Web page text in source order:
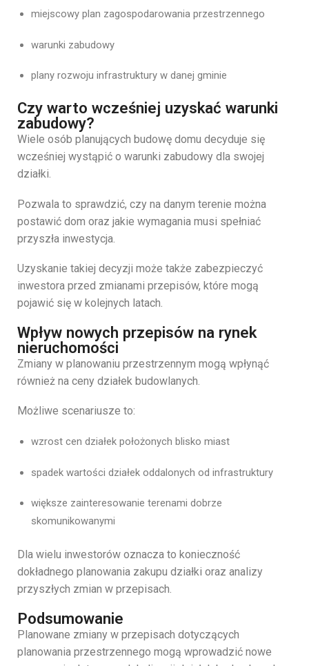
miejscowy plan zagospodarowania przestrzennego
warunki zabudowy
plany rozwoju infrastruktury w danej gminie
Czy warto wcześniej uzyskać warunki
zabudowy?
Wiele osób planujących budowę domu decyduje się
wcześniej wystąpić o warunki zabudowy dla swojej
działki.
Pozwala to sprawdzić, czy na danym terenie można
postawić dom oraz jakie wymagania musi spełniać
przyszła inwestycja.
Uzyskanie takiej decyzji może także zabezpieczyć
inwestora przed zmianami przepisów, które mogą
pojawić się w kolejnych latach.
Wpływ nowych przepisów na rynek
nieruchomości
Zmiany w planowaniu przestrzennym mogą wpłynąć
również na ceny działek budowlanych.
Możliwe scenariusze to:
wzrost cen działek położonych blisko miast
spadek wartości działek oddalonych od infrastruktury
większe zainteresowanie terenami dobrze
skomunikowanymi
Dla wielu inwestorów oznacza to konieczność
dokładnego planowania zakupu działki oraz analizy
przyszłych zmian w przepisach.
Podsumowanie
Planowane zmiany w przepisach dotyczących
planowania przestrzennego mogą wprowadzić nowe